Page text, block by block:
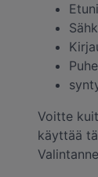
Voitte
käyttää